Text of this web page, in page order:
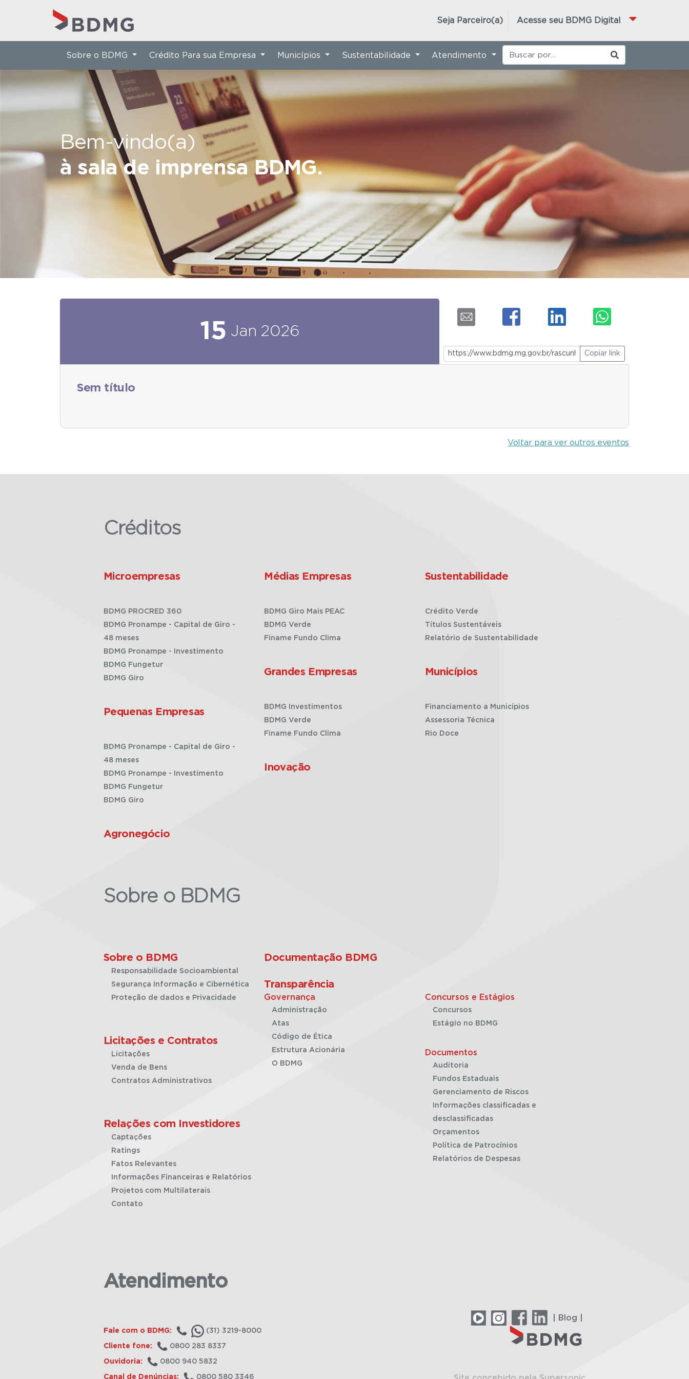
Acesse seu BDMG Digital
Seja Parceiro(a)
Bem-vindo(a)
à sala de imprensa BDMG.
Sobre o BDMG Crédito Para sua Empresa Municípios Sustentabilidade Atendimento
15 Jan 2026
Copiar link
Sem título
Voltar para ver outros eventos
Créditos
Microempresas
BDMG PROCRED 360
BDMG Pronampe - Capital de Giro -
48 meses
BDMG Pronampe - Investimento
BDMG Fungetur
BDMG Giro
Pequenas Empresas
BDMG Pronampe - Capital de Giro -
48 meses
BDMG Pronampe - Investimento
BDMG Fungetur
BDMG Giro
Agronegócio
Médias Empresas
BDMG Giro Mais PEAC
BDMG Verde
Finame Fundo Clima
Grandes Empresas
BDMG Investimentos
BDMG Verde
Finame Fundo Clima
Inovação
Sustentabilidade
Crédito Verde
Títulos Sustentáveis
Relatório de Sustentabilidade
Municípios
Financiamento a Municípios
Assessoria Técnica
Rio Doce
Sobre o BDMG
Sobre o BDMG
Responsabilidade Socioambiental
Segurança Informação e Cibernética
Proteção de dados e Privacidade
Licitações e Contratos
Licitações
Venda de Bens
Contratos Administrativos
Relações com Investidores
Captações
Ratings
Fatos Relevantes
Informações Financeiras e Relatórios
Projetos com Multilaterais
Contato
Documentação BDMG
Transparência
Governança
Administração
Atas
Código de Ética
Estrutura Acionária
O BDMG
Concursos e Estágios
Concursos
Estágio no BDMG
Documentos
Auditoria
Fundos Estaduais
Gerenciamento de Riscos
Informações classificadas e
desclassificadas
Orçamentos
Política de Patrocínios
Relatórios de Despesas
Atendimento
Fale com o BDMG: (31) 3219-8000
Cliente fone: 0800 283 8337
Ouvidoria: 0800 940 5832
Canal de Denúncias: 0800 580 3346
| Blog |